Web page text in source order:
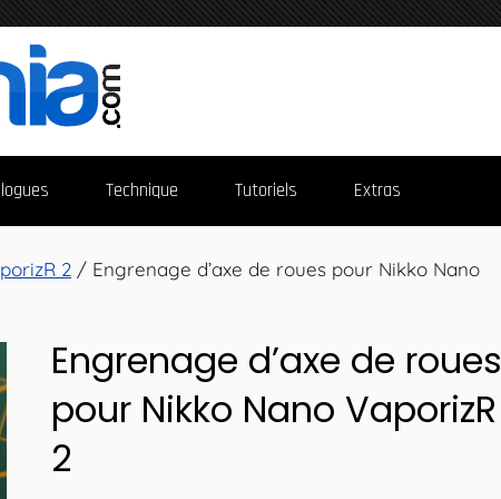
Technique Tutoriels Extras
2 / Engrenage d’axe de roues pour Nikko Nano
Engrenage d’axe de roues
pour Nikko Nano VaporizR
2